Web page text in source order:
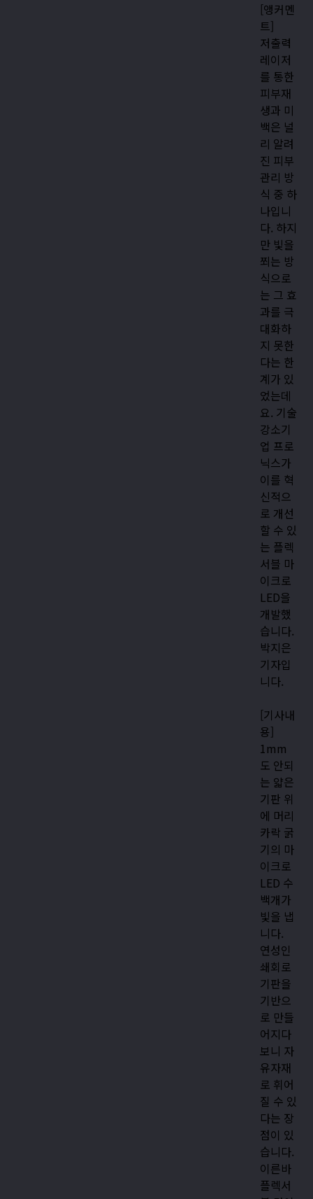
[앵커멘
트]
저출력
레이저
를 통한
피부재
생과 미
백은 널
리 알려
진 피부
관리 방
식 중 하
나입니
다. 하지
만 빛을
쬐는 방
식으로
는 그 효
과를 극
대화하
지 못한
다는 한
계가 있
었는데
요. 기술
강소기
업 프로
닉스가
이를 혁
신적으
로 개선
할 수 있
는 플렉
서블 마
이크로
LED을
개발했
습니다.
박지은
기자입
니다.
[기사내
용]
1mm
도 안되
는 얇은
기판 위
에 머리
카락 굵
기의 마
이크로
LED 수
백개가
빛을 냅
니다.
연성인
쇄회로
기판을
기반으
로 만들
어지다
보니 자
유자재
로 휘어
질 수 있
다는 장
점이 있
습니다.
이른바
플렉서